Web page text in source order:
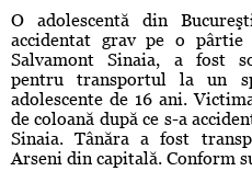
O adolescentă din
accidentat grav pe o
Salvamont Sinaia, a fost
pentru transportul la un
adolescente de 16 ani.
de coloană după ce s-a
Sinaia. Tânăra a fost
Arseni din capitală. Conform